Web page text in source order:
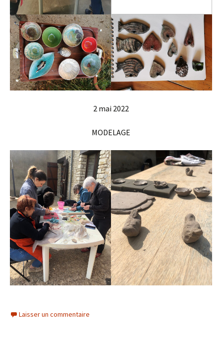
2 mai 2022
MODELAGE
Laisser un commentaire